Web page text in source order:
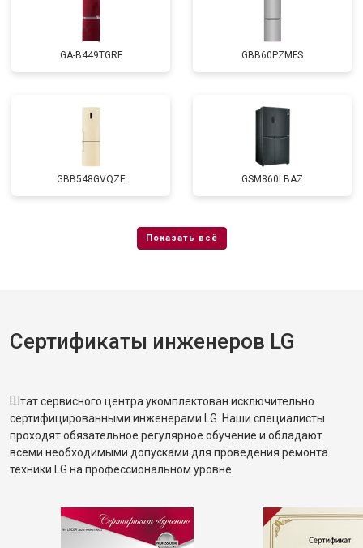
GA-B449TGRF GBB60PZMFS
GBB548GVQZE GSM860LBAZ
Сертификаты инженеров LG
Штат сервисного центра укомплектован исключительно
сертифицированными инженерами LG. Наши специалисты
проходят обязательное регулярное обучение и обладают
всеми необходимыми допусками для проведения ремонта
техники LG на профессиональном уровне.